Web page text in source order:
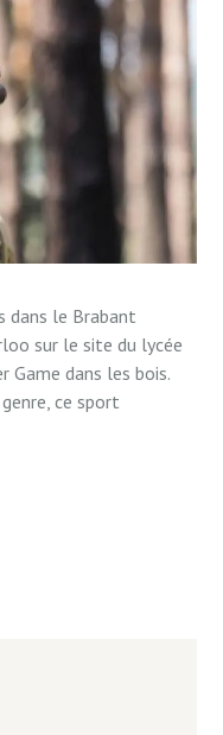
dans le Brabant
sur le site du lycée
Game dans les bois.
ce sport